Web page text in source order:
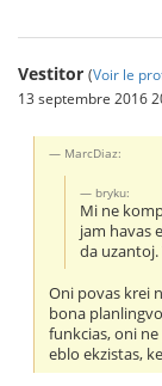
Vestitor (Voir le
13 septembre 2016
MarcDiaz:
bryku:
Mi ne
jam havas
da
Oni povas krei
bona
funkcias, oni ne
eblo ekzistas,